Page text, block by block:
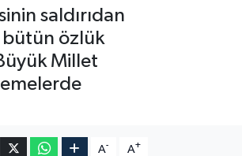
saldırıdan
bütün özlük
Millet
A- A+